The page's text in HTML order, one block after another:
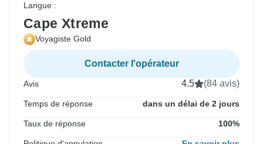
Langue :
Cape Xtreme
Voyagiste Gold
Contacter l'opérateur
Avis 4.5 (84 avis)
Temps de réponse dans un délai de 2 jours
Taux de réponse 100%